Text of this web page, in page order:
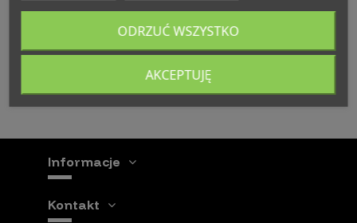
Beznikotynowe
EXPRAN 10 ML
VAPING BASE 10 ML
Informacje
Kontakt
ODRZUĆ WSZYSTKO
AKCEPTUJĘ